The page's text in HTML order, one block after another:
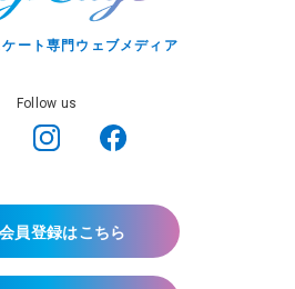
ート専門ウェブメディア
Follow us
員登録はこちら